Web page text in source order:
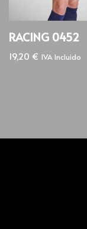
RACING 0452
19,20 € IVA Incluido